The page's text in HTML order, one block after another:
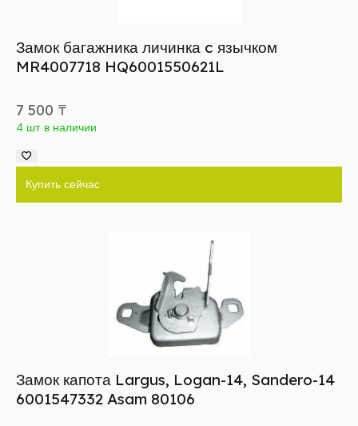
Замок багажника личинка c язычком
MR4007718 HQ6001550621L
7 500 ₸
4 шт в наличии
Купить сейчас
Замок капота Largus, Logan-14, Sandero-14
6001547332 Asam 80106